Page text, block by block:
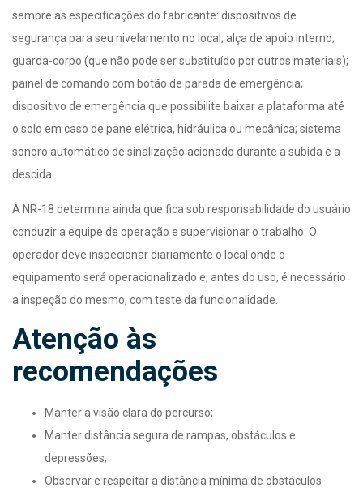
sempre as especificações do fabricante: dispositivos de
segurança para seu nivelamento no local; alça de apoio interno;
guarda-corpo (que não pode ser substituído por outros materiais);
painel de comando com botão de parada de emergência;
dispositivo de emergência que possibilite baixar a plataforma até
o solo em caso de pane elétrica, hidráulica ou mecânica; sistema
sonoro automático de sinalização acionado durante a subida e a
descida.
A NR-18 determina ainda que fica sob responsabilidade do usuário
conduzir a equipe de operação e supervisionar o trabalho. O
operador deve inspecionar diariamente o local onde o
equipamento será operacionalizado e, antes do uso, é necessário
a inspeção do mesmo, com teste da funcionalidade.
Atenção às
recomendações
Manter a visão clara do percurso;
Manter distância segura de rampas, obstáculos e
depressões;
Observar e respeitar a distância mínima de obstáculos